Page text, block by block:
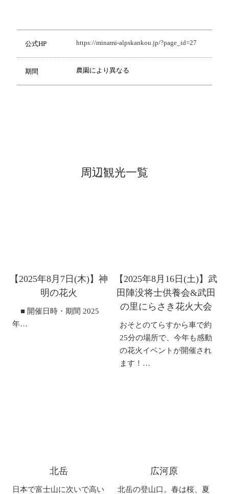
公式HP https://minami-alpskankou.jp/?page_id=27
期間 農園により異なる
周辺観光一覧
【2025年8月7日(木)】神
明の花火
■ 開催日時・期間 2025
年…
【2025年8月16日(土)】武
田陣没将士供養会&武田
の里にらさき花火大会
おそとのてらすから車で約
25分の場所で、今年も感動
の花火イベントが開催され
ます！…
北岳
日本で富士山に次いで高い
広河原
北岳の登山口。春は桜、夏